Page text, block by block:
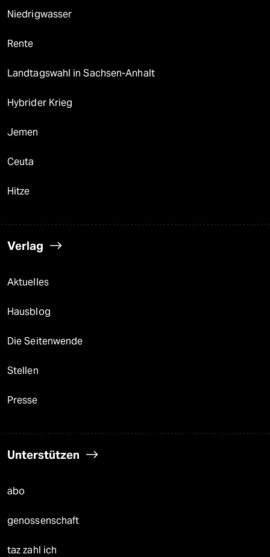
Niedrigwasser
Rente
Landtagswahl in Sachsen-Anhalt
Hybrider Krieg
Jemen
Ceuta
Hitze
Verlag
Aktuelles
Hausblog
Die Seitenwende
Stellen
Presse
Unterstützen
abo
genossenschaft
taz zahl ich